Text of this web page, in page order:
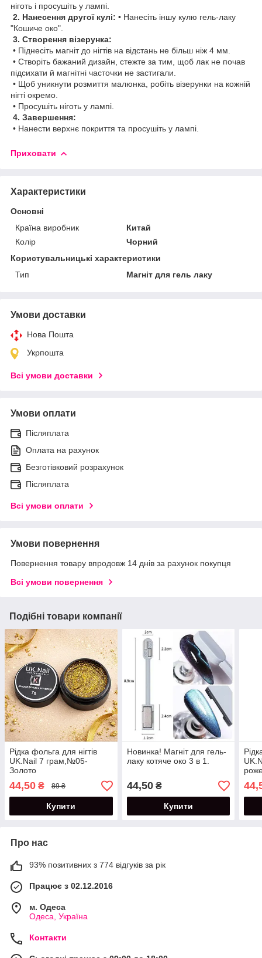
ніготь і просушіть у лампі.
2. Нанесення другої кулі: • Нанесіть іншу кулю гель-лаку
"Кошиче око".
3. Створення візерунка:
• Піднесіть магніт до нігтів на відстань не більш ніж 4 мм.
• Створіть бажаний дизайн, стежте за тим, щоб лак не почав
підсихати й магнітні часточки не застигали.
• Щоб уникнути розмиття малюнка, робіть візерунки на кожній
нігті окремо.
• Просушіть ніготь у лампі.
4. Завершення:
• Нанести верхнє покриття та просушіть у лампі.
Приховати
Характеристики
Основні
Країна виробник
Китай
Колір
Чорний
Користувальницькі характеристики
Тип
Магніт для гель лаку
Умови доставки
Нова Пошта
Укрпошта
Всі умови доставки
Умови оплати
Післяплата
Оплата на рахунок
Безготівковий розрахунок
Післяплата
Всі умови оплати
Умови повернення
Повернення товару впродовж 14 днів за рахунок покупця
Всі умови повернення
Подібні товари компанії
Рідка фольга для нігтів
UK.Nail 7 грам,№05-
Золото
44,50 ₴ 89 ₴
Купити
Новинка! Магніт для гель-
лаку котяче око 3 в 1.
44,50₴
Купити
Про нас
93% позитивних з 774 відгуків за рік
Працює з 02.12.2016
м. Одеса
Одеса, Україна
Контакти